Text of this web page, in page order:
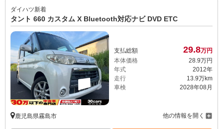
ダイハツ新着
タント 660 カスタム X Bluetooth対応ナビ DVD ETC
支払総額 29.8万円
本体価格
28.9万円
年式
2012年
走行
13.9万km
車検
2028年08月
鹿児島県霧島市 他の情報を開く